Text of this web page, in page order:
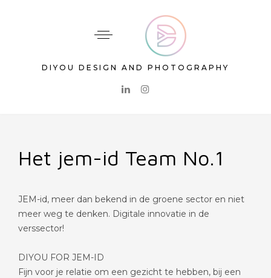
DIYOU DESIGN AND PHOTOGRAPHY
Het jem-id Team No.1
JEM-id, meer dan bekend in de groene sector en niet
meer weg te denken. Digitale innovatie in de
verssector!
DIYOU FOR JEM-ID
Fijn voor je relatie om een gezicht te hebben, bij een